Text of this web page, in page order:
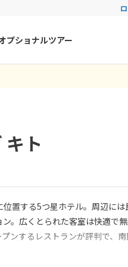
クロアチア
ルーマニア
プショナルツアー
履歴がありません
まだ登録がありません
キト
置する5つ星ホテル。周辺には
。広くとられた客室は快適で
ンするレストランが評判で、